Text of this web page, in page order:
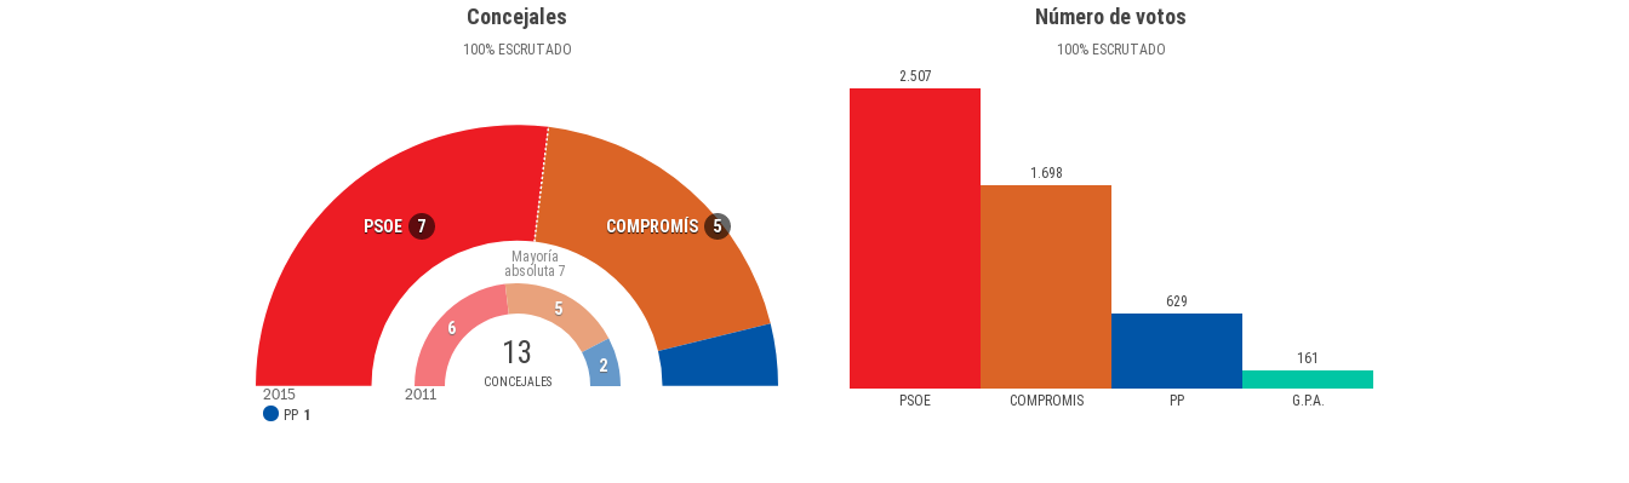
Concejales
100%ESCRUTADO
PSOE 7 COMPROMÍS 5
13
CONCEJALES
Mayoría
absoluta 7
PP 1
6
5
2
2015 2011
Número de votos
100%ESCRUTADO
PSOE COMPROMÍS PP G.P.A.
2.507
1.698
629
161